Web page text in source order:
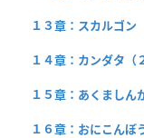
１３章：スカルゴン
１４章：カンダタ（
１５章：あくましん
１６章：おにこんぼ